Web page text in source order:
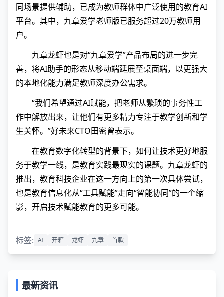
同场景提供辅助，已成为教师群体中广泛使用的教育AI
平台。其中，九章爱学老师版已服务超过20万教师用
户。
九章龙虾也是对“九章爱学”产品布局的进一步完
善，将AI助手的形态从移动端延展至桌面端，以更强大
的本地化能力满足教师深度办公需求。
“我们希望通过AI赋能，把老师从繁琐的事务性工
作中解放出来，让他们有更多精力专注于教学创新和学
生关怀。”好未来CTO田密曾表示。
在教育数字化转型的背景下，如何让技术更好地服
务于教学一线，是教育实践最现实的课题。九章龙虾的
推出，教育科技企业在这一方向上的第一次具体尝试，
也是教育信息化从“工具赋能”走向“智能协同”的一个缩
影，开启技术赋能教育的更多可能。
标签: AI 开箱 龙虾 九章 首款
最新资讯